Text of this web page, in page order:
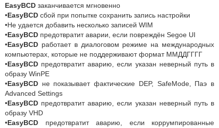
EasyBCD заканчивается мгновенно
•EasyBCD сбой при попытке сохранить запись настройки
•Не удается добавить несколько записей WIM
•EasyBCD предотвратит аварии, если повреждён Segoe UI
•EasyBCD работает в диалоговом режиме на международных
компьютерах, которые не поддерживают формат ММДДГГГГ
•EasyBCD предотвратит аварию, если указан неверный путь в
образу WinPE
•EasyBCD не показывает фактические DEP, SafeMode, Паэ в
Advanced Settings
•EasyBCD предотвратит аварию, если указан неверный путь в
образу VHD
•EasyBCD предотвратит аварию, если коррумпированные